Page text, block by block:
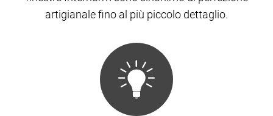
artigianale fino al più piccolo dettaglio.